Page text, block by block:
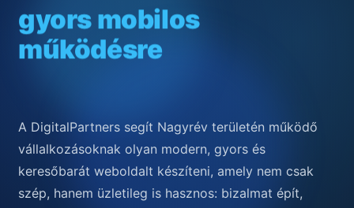
gyors mobilos
működésre
A DigitalPartners segít Nagyrév területén működő
vállalkozásoknak olyan modern, gyors és
keresőbarát weboldalt készíteni, amely nem csak
szép, hanem üzletileg is hasznos: bizalmat épít,